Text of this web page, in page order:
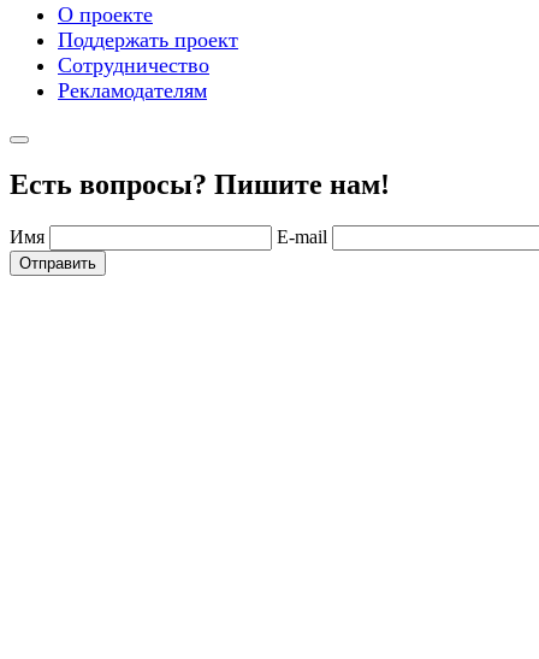
О проекте
Поддержать проект
Сотрудничество
Рекламодателям
Есть вопросы? Пишите нам!
Имя E-mail